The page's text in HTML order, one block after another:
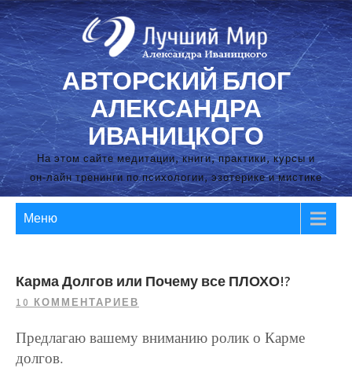
Перейти
к
содержимому
АВТОРСКИЙ БЛОГ
АЛЕКСАНДРА
ИВАНИЦКОГО
На этом сайте медитации, книги, практики, курсы и
он-лайн тренинги по психологии, эзотерике и мистике
Меню
Карма Долгов или Почему все ПЛОХО!?
10 КОММЕНТАРИЕВ
Предлагаю вашему вниманию ролик о Карме
долгов.